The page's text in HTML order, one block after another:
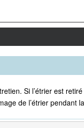
Si l’étrier est
de l’étrier pendant